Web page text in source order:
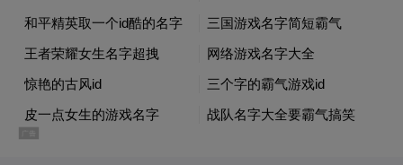
打回去重新复测了。说白了，这就不是正式
报告。
凤凰网《风暴眼》：那这份流出的文件到底
是什么性质？